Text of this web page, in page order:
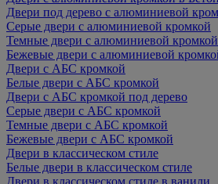
Двери под дерево с алюминиевой
Серые двери с алюминиевой кромкой
Темные двери с алюминиевой кромкой
Бежевые двери с алюминиевой
Двери с АБС кромкой
Белые двери с АБС кромкой
Двери с АБС кромкой под дерево
Серые двери с АБС кромкой
Темные двери с АБС кромкой
Бежевые двери с АБС кромкой
Двери в классическом стиле
Белые двери в классическом стиле
Двери в классическом стиле в ванили